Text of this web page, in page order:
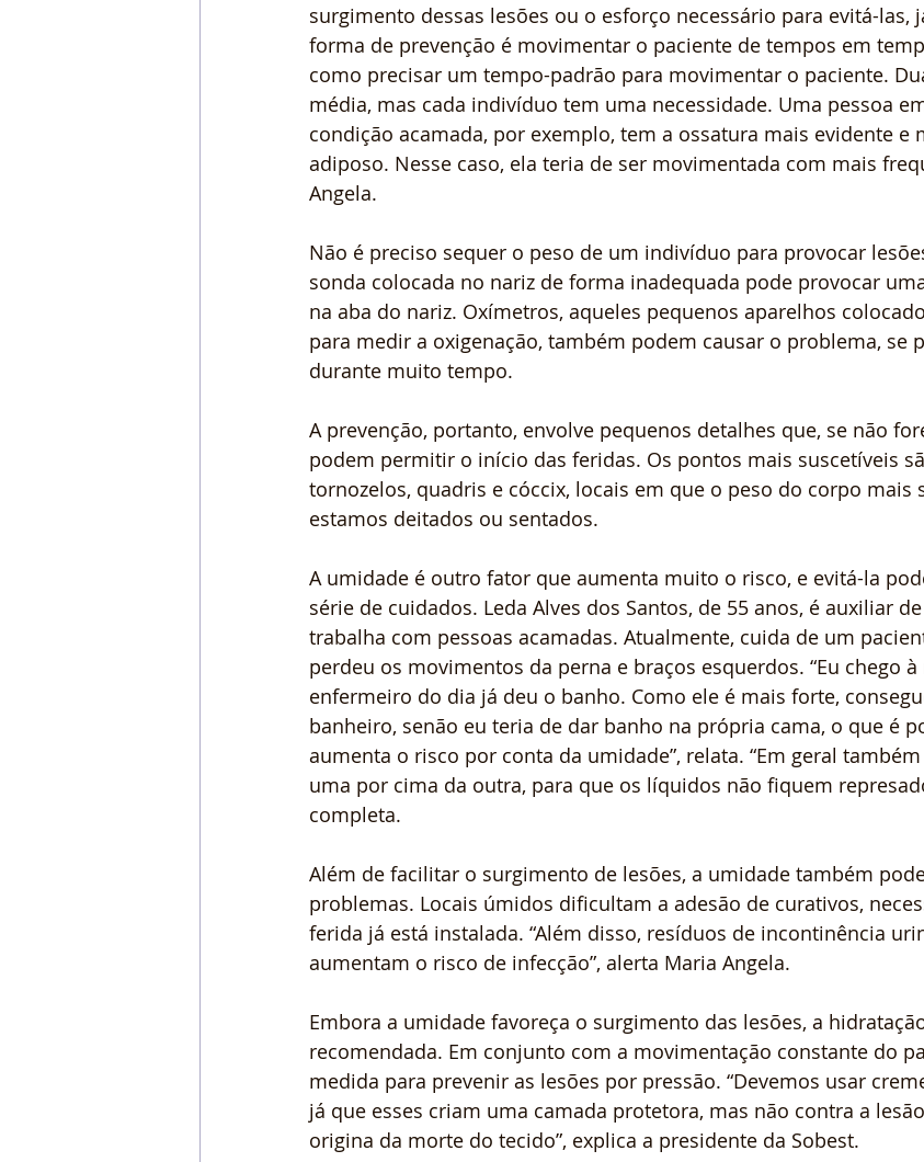
surgimento dessas lesões ou o esforço necessário para evitá-las,
forma de prevenção é movimentar o paciente de tempos em
como precisar um tempo-padrão para movimentar o paciente.
média, mas cada indivíduo tem uma necessidade. Uma pessoa
condição acamada, por exemplo, tem a ossatura mais evidente e
adiposo. Nesse caso, ela teria de ser movimentada com mais
Angela.
Não é preciso sequer o peso de um indivíduo para provocar
sonda colocada no nariz de forma inadequada pode provocar
na aba do nariz. Oxímetros, aqueles pequenos aparelhos
para medir a oxigenação, também podem causar o problema, se
durante muito tempo.
A prevenção, portanto, envolve pequenos detalhes que, se não
podem permitir o início das feridas. Os pontos mais suscetíveis
tornozelos, quadris e cóccix, locais em que o peso do corpo mais
estamos deitados ou sentados.
A umidade é outro fator que aumenta muito o risco, e evitá-la
série de cuidados. Leda Alves dos Santos, de 55 anos, é auxiliar
trabalha com pessoas acamadas. Atualmente, cuida de um
perdeu os movimentos da perna e braços esquerdos. “Eu chego
enfermeiro do dia já deu o banho. Como ele é mais forte,
banheiro, senão eu teria de dar banho na própria cama, o que é
aumenta o risco por conta da umidade”, relata. “Em geral
uma por cima da outra, para que os líquidos não fiquem
completa.
Além de facilitar o surgimento de lesões, a umidade também
problemas. Locais úmidos dificultam a adesão de curativos,
ferida já está instalada. “Além disso, resíduos de incontinência
aumentam o risco de infecção”, alerta Maria Angela.
Embora a umidade favoreça o surgimento das lesões, a
recomendada. Em conjunto com a movimentação constante do
medida para prevenir as lesões por pressão. “Devemos usar
já que esses criam uma camada protetora, mas não contra a
origina da morte do tecido”, explica a presidente da Sobest.